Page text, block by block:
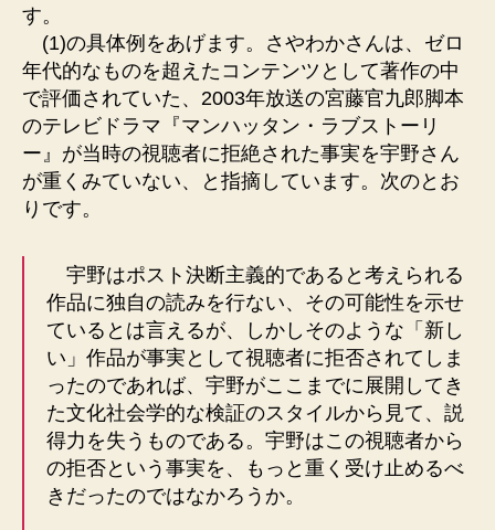
す。
(1)の具体例をあげます。さやわかさんは、ゼロ
年代的なものを超えたコンテンツとして著作の中
で評価されていた、2003年放送の宮藤官九郎脚本
のテレビドラマ『マンハッタン・ラブストーリ
ー』が当時の視聴者に拒絶された事実を宇野さん
が重くみていない、と指摘しています。次のとお
りです。
宇野はポスト決断主義的であると考えられる
作品に独自の読みを行ない、その可能性を示せ
ているとは言えるが、しかしそのような「新し
い」作品が事実として視聴者に拒否されてしま
ったのであれば、宇野がここまでに展開してき
た文化社会学的な検証のスタイルから見て、説
得力を失うものである。宇野はこの視聴者から
の拒否という事実を、もっと重く受け止めるべ
きだったのではなかろうか。